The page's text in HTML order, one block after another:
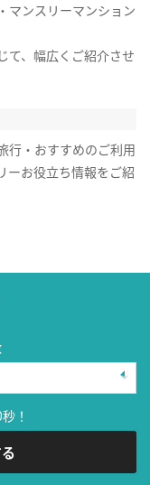
マンスリーマンション
て、幅広くご紹介させ
行・おすすめのご利用
ーお役立ち情報をご紹
！